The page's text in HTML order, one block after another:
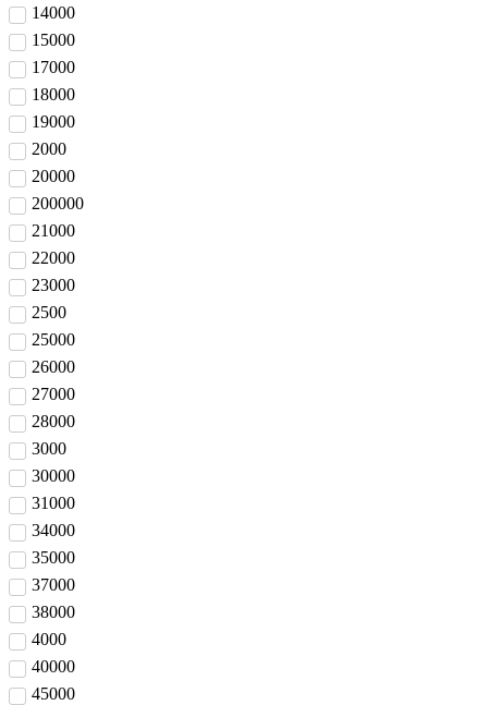
14000
15000
17000
18000
19000
2000
20000
200000
21000
22000
23000
2500
25000
26000
27000
28000
3000
30000
31000
34000
35000
37000
38000
4000
40000
45000